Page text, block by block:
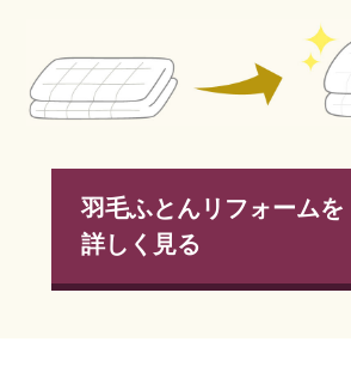
羽毛ふとんリフォームを
詳しく見る